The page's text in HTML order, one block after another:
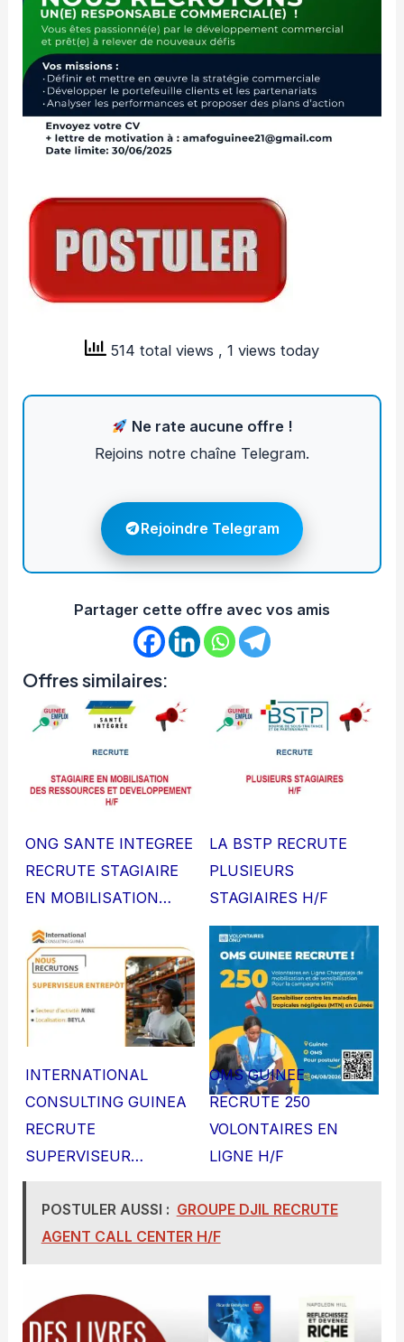
514 total views , 1 views today
Ne rate aucune offre !
Rejoins notre chaîne Telegram.
Rejoindre Telegram
Partager cette offre avec vos amis
Offres similaires:
ONG SANTE INTEGREE
RECRUTE STAGIAIRE
EN MOBILISATION…
LA BSTP RECRUTE
PLUSIEURS
STAGIAIRES H/F
INTERNATIONAL
CONSULTING GUINEA
RECRUTE
SUPERVISEUR…
OMS GUINEE
RECRUTE 250
VOLONTAIRES EN
LIGNE H/F
POSTULER AUSSI : GROUPE DJIL RECRUTE
AGENT CALL CENTER H/F